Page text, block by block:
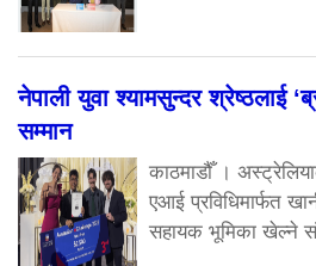
नेपाली युवा श्यामसुन्दर श्रेष्ठलाई
सम्मान
काठमाडौँ ।
एआई प्रविधिमार्फत
सहायक भूमिका खेल्ने